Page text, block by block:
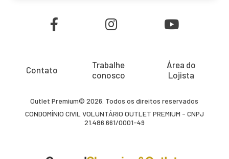
Contato
Trabalhe
conosco
Área do
Lojista
Outlet Premium© 2026. Todos os direitos reservados
CONDOMÍNIO CIVIL VOLUNTÁRIO OUTLET PREMIUM - CNPJ
21.486.661/0001-49